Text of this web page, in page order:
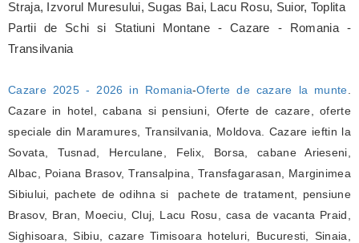
Straja, Izvorul Muresului, Sugas Bai, Lacu Rosu, Suior, Toplita
Partii de Schi si Statiuni Montane - Cazare - Romania -
Transilvania
Cazare 2025 - 2026 in Romania-Oferte de cazare la munte
Cazare in hotel, cabana si pensiuni, Oferte de cazare, oferte
speciale din Maramures, Transilvania, Moldova. Cazare ieftin la
Sovata, Tusnad, Herculane, Felix, Borsa, cabane Arieseni,
Albac, Poiana Brasov, Transalpina, Transfagarasan, Marginimea
Sibiului, pachete de odihna si pachete de tratament, pensiune
Brasov, Bran, Moeciu, Cluj, Lacu Rosu, casa de vacanta Praid,
Sighisoara, Sibiu, cazare Timisoara hoteluri, Bucuresti, Sinaia,